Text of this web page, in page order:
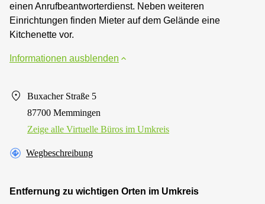
einen Anrufbeantworterdienst. Neben weiteren
Einrichtungen finden Mieter auf dem Gelände eine
Kitchenette vor.
Informationen ausblenden
Buxacher Straße 5
87700 Memmingen
Zeige alle Virtuelle Büros im Umkreis
Wegbeschreibung
Entfernung zu wichtigen Orten im Umkreis